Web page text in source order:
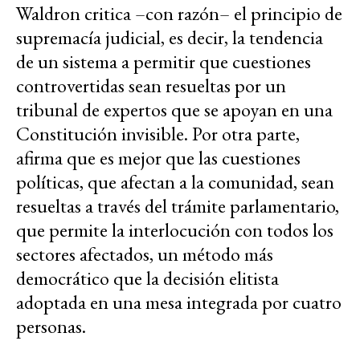
Waldron critica –con razón– el principio de
supremacía judicial, es decir, la tendencia
de un sistema a permitir que cuestiones
controvertidas sean resueltas por un
tribunal de expertos que se apoyan en una
Constitución invisible. Por otra parte,
afirma que es mejor que las cuestiones
políticas, que afectan a la comunidad, sean
resueltas a través del trámite parlamentario,
que permite la interlocución con todos los
sectores afectados, un método más
democrático que la decisión elitista
adoptada en una mesa integrada por cuatro
personas.